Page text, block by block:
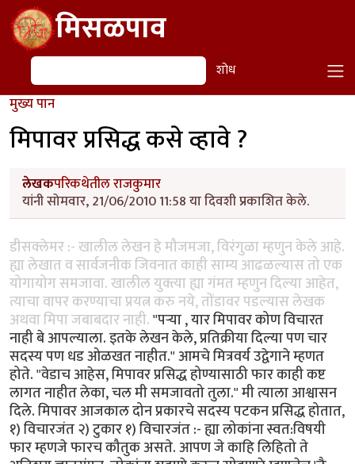
Skip to main contentमिसळपाव
शोध शोध
मुख्य पान
मिपावर प्रसिद्ध कसे व्हावे ?
लेखकपरिकथेतील राजकुमार
यांनी सोमवार, 21/06/2010 11:58 या दिवशी प्रकाशित केले.
डीसक्लेमर :- खालील लेखन हे मौजमजा, विरंगुळा म्हणुन केले आहे.
ह्या लेखात व सार्वजनीक जिवनात काही साम्य आढळल्यास तो एक
योगायोग समजावा. खालील युक्त्या ह्या गंमत म्हणुन दिल्या आहेत,
त्याचा वापर करण्याचा प्रयत्न करु नये, तोंडावर पडल्यास लेखक
अथवा मिपा जबाबदार नाही."पर्‍या , यार मिपावर कोण विचारत
नाही बे आपल्याला. इतके लेखन केले, प्रतिक्रीया दिल्या पण चार
सदस्य पण धड ओळखत नाहीत." आमचे मित्रवर्य उद्वेगाने म्हणत
होते. "वेडाच आहेस, मिपावर प्रसिद्ध होण्यासाठी फार काही कष्ट
लागत नाहीत लेका, चल मी समजावतो तुला." मी त्याला आश्वासन
दिले. मिपावर आजकाल दोन प्रकारचे सदस्य पटकन प्रसिद्ध होतात,
१) विचारजंत २) टुकार १) विचारजंत :- ह्या लोकांना स्वत:विषयी
फार म्हणजे फारच कौतुक असते. आपण जे काहि लिहितो ते